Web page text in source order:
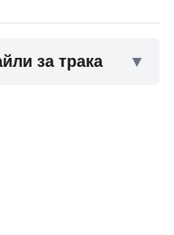
за трака ▼